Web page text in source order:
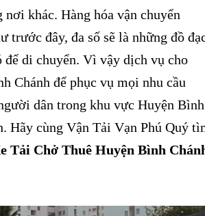
khác. Hàng hóa vận chuyển
trước đây, đa số sẽ là những đồ
di chuyển. Vì vậy dịch vụ cho
Chánh để phục vụ mọi nhu cầu
dân trong khu vực Huyện Bình
Hãy cùng Vận Tải Vạn Phú Quý
Tải Chở Thuê Huyện Bình